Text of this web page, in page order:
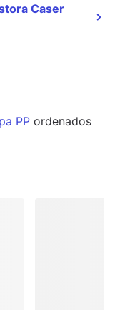
Caser
PP ordenados